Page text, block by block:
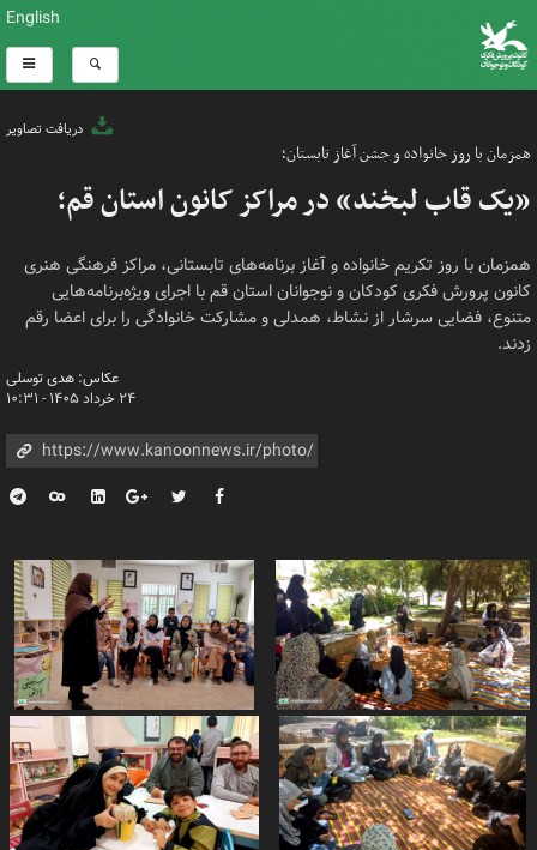
English
دریافت تصاویر
همزمان با روز خانواده و جشن آغاز تابستان؛
«یک قاب لبخند» در مراکز کانون استان قم؛
همزمان با روز تکریم خانواده و آغاز برنامه‌های تابستانی، مراکز فرهنگی هنری
کانون پرورش فکری کودکان و نوجوانان استان قم با اجرای ویژه‌برنامه‌هایی
متنوع، فضایی سرشار از نشاط، همدلی و مشارکت خانوادگی را برای اعضا رقم
زدند.
عکاس: هدی توسلی
۲۴ خرداد ۱۴۰۵ - ۱۰:۳۱